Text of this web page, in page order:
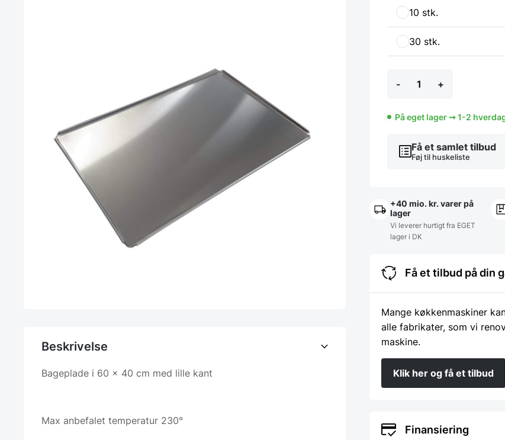
Beskrivelse
Bageplade i 60 x 40 cm med lille kant
Max anbefalet temperatur 230°
10 stk.
30 stk.
-
60x40
antal
+
På eget lager ➞ 1-2
Få et samlet tilbud
Føj til huskeliste
+40 mio. kr. varer på
lager
Vi leverer hurtigt fra EGET
lager i DK
Få et tilbud på din
Mange køkkenmaskiner
alle fabrikater, som vi
maskine.
Klik her og få et tilbud
Finansiering